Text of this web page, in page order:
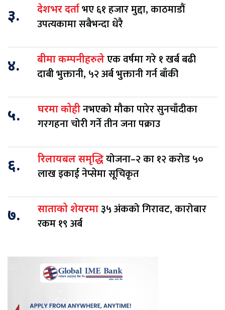
३. देशभर दर्ताभए ६१ हजार मुद्दा, काठमाडौं
उपत्यकामा सबैभन्दा धेरै
४. बीमा कम्पनीहरुलेएक वर्षमा गरे १ खर्ब बढी
दाबी भुक्तानी, ५२ अर्ब भुक्तानी गर्न बाँकी
५. घरमा कोहीनभएको मौका पारेर सुनचाँदीका
गरगहना चोरी गर्ने तीन जना पक्राउ
६. रिलायबल समृद्धियोजना–२ का १२ करोड ५०
लाख इकाई नेप्सेमा सूचिकृत
७. साताको शेयरमा३५ अंकको गिरावट, कारोबार
रकम १९ अर्ब